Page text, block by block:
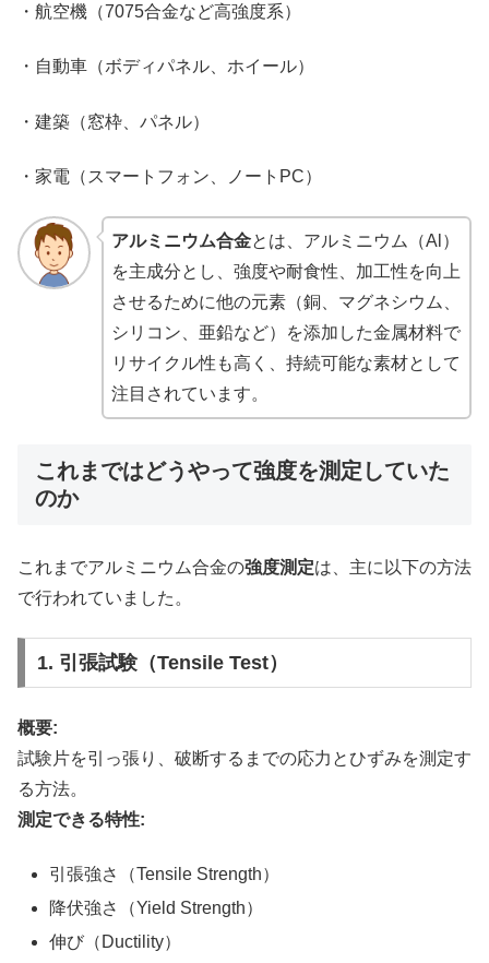
・航空機（7075合金など高強度系）
・自動車（ボディパネル、ホイール）
・建築（窓枠、パネル）
・家電（スマートフォン、ノートPC）
アルミニウム合金とは、アルミニウム（Al）
を主成分とし、強度や耐食性、加工性を向上
させるために他の元素（銅、マグネシウム、
シリコン、亜鉛など）を添加した金属材料で
リサイクル性も高く、持続可能な素材として
注目されています。
これまではどうやって強度を測定していた
のか
これまでアルミニウム合金の強度測定は、主に以下の方法
で行われていました。
1. 引張試験（Tensile Test）
概要:
試験片を引っ張り、破断するまでの応力とひずみを測定す
る方法。
測定できる特性:
引張強さ（Tensile Strength）
降伏強さ（Yield Strength）
伸び（Ductility）